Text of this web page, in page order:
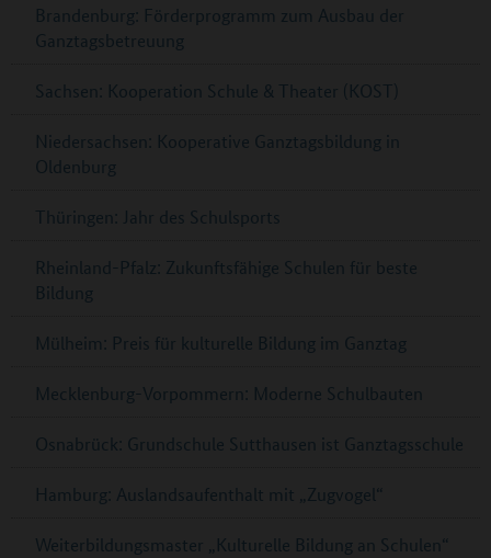
Brandenburg: Förderprogramm zum Ausbau der
Ganztagsbetreuung
Sachsen: Kooperation Schule & Theater (KOST)
Niedersachsen: Kooperative Ganztagsbildung in
Oldenburg
Thüringen: Jahr des Schulsports
Rheinland-Pfalz: Zukunftsfähige Schulen für beste
Bildung
Mülheim: Preis für kulturelle Bildung im Ganztag
Mecklenburg-Vorpommern: Moderne Schulbauten
Osnabrück: Grundschule Sutthausen ist Ganztagsschule
Hamburg: Auslandsaufenthalt mit „Zugvogel“
Weiterbildungsmaster „Kulturelle Bildung an Schulen“